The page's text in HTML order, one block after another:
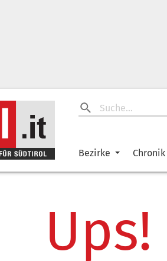
Bezirke Chronik
Ups!